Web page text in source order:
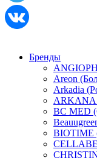
Бренды
Areon
Arkadia
BC
BIOTIME